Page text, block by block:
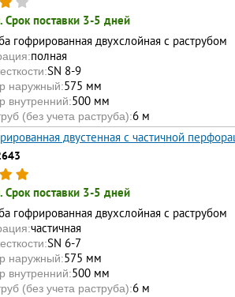
Срок поставки 3-5 дней
гофрированная двухслойная с раструбом
полная
SN 8-9
наружный:575 мм
внутренний:500 мм
(без учета раструба):6 м
двустенная с частичной
Срок поставки 3-5 дней
гофрированная двухслойная с раструбом
частичная
SN 6-7
наружный:575 мм
внутренний:500 мм
(без учета раструба):6 м